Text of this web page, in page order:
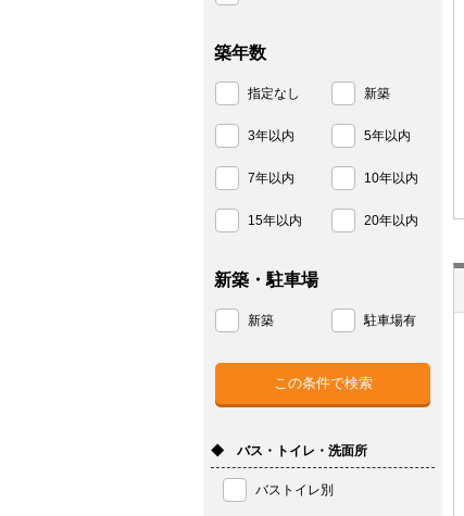
築年数
指定なし 新築
3年以内 5年以内
7年以内 10年以内
15年以内 20年以内
新築・駐車場
新築 駐車場有
◆ バス・トイレ・洗面所
バストイレ別